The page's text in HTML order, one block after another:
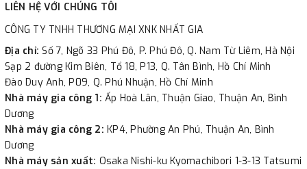
LIÊN HỆ VỚI CHÚNG TÔI
CÔNG TY TNHH THƯƠNG MẠI XNK NHẤT GIA
Địa chỉ:Số 7, Ngõ 33 Phú Đô, P. Phú Đô, Q. Nam Từ Liêm, Hà Nội
Sạp 2 đường Kim Biên, Tổ 18, P13, Q. Tân Bình, Hồ Chí Minh
Đào Duy Anh, P09, Q. Phú Nhuận, Hồ Chí Minh
Nhà máy gia công 1: Ấp Hoà Lân, Thuận Giao, Thuận An, Bình
Dương
Nhà máy gia công 2: KP4, Phường An Phú, Thuận An, Bình
Dương
Nhà máy sản xuất: Osaka Nishi-ku Kyomachibori 1-3-13 Tatsumi